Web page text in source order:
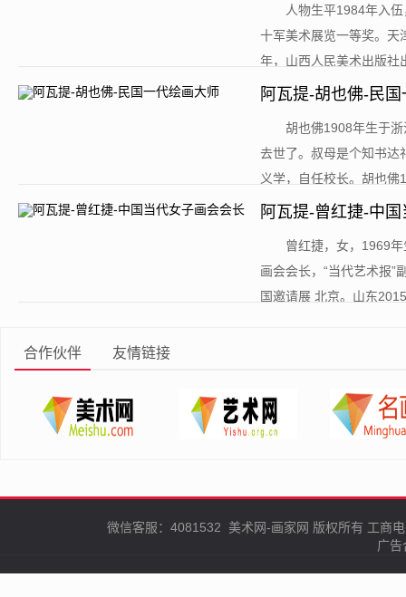
人物生平1984年入
十军美术展览一等奖。天
年，山西人民美术出版社
阿瓦提-胡也佛-民
胡也佛1908年生于
去世了。叔母是个知书达
义学，自任校长。胡也
阿瓦提-曾红捷-中
曾红捷，女，1969
画会会长，“当代艺术报
国邀请展 北京。山东
合作伙伴 友情链接
微信客服：4081532 美术网-画家网 版权所有 工商
广